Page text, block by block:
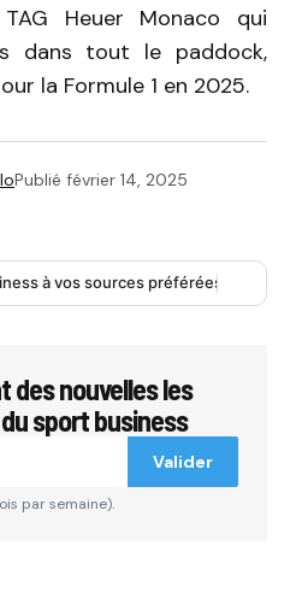
Heuer Monaco qui
dans tout le paddock,
la Formule 1 en 2025.
Publié février 14, 2025
à vos sources préférées
des nouvelles les
sport business
Valider
par semaine).